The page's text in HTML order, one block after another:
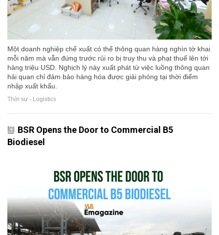
Một doanh nghiệp chế xuất có thể thông quan hàng nghìn tờ khai
mỗi năm mà vẫn đứng trước rủi ro bị truy thu và phạt thuế lên tới
hàng triệu USD. Nghịch lý này xuất phát từ việc luồng thông quan
hải quan chỉ đảm bảo hàng hóa được giải phóng tại thời điểm
nhập xuất khẩu.
Thời sự - Logistics
BSR Opens the Door to Commercial B5
Biodiesel